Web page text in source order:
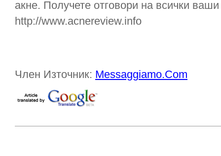
акне. Получете отговори на всички
http://www.acnereview.info
Член Източник: Messaggiamo.Com